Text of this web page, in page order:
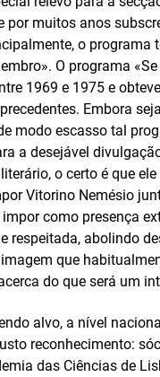
por muitos anos
o programa
O programa
1969 e 1975 e
Embora
modo escasso tal
a desejável
o certo é que
Vitorino Nemésio
como presença
respeitada, abolindo
que
do que será um
alvo, a nível
reconhecimento:
das Ciências de